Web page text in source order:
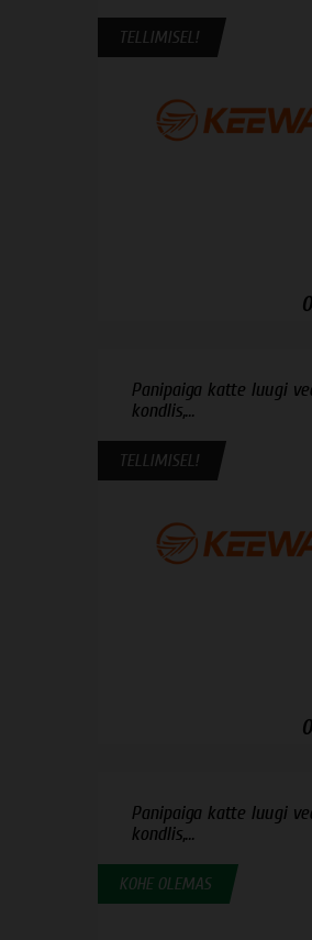
TELLIMISEL!
Panipaiga katte luugi
kondlis,...
TELLIMISEL!
Panipaiga katte luugi
kondlis,...
KOHE OLEMAS